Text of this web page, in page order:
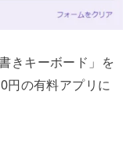
きキーボード」を
円の有料アプリに